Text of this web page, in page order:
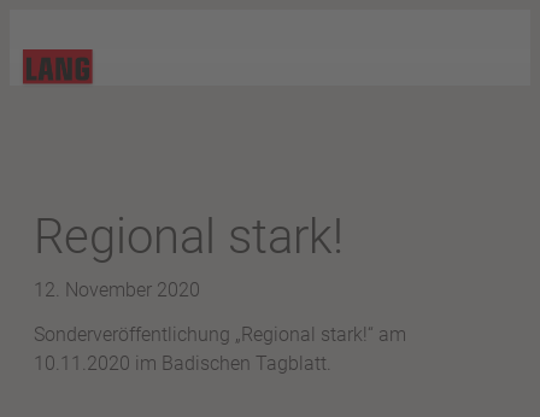
Regional stark!
12. November 2020
Sonderveröffentlichung „Regional stark!“ am
10.11.2020 im Badischen Tagblatt.